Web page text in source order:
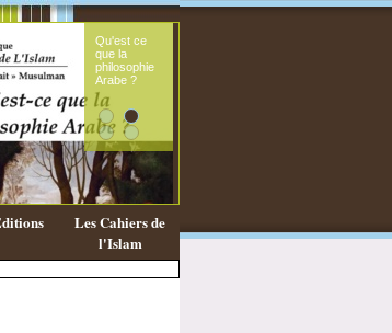
Qu'est ce
que la
philosophie
Arabe ?
Les Cahiers de
l'Islam